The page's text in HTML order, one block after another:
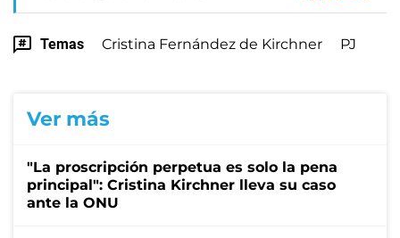
Temas Cristina Fernández de Kirchner PJ
Ver más
"La proscripción perpetua es solo la pena
principal": Cristina Kirchner lleva su caso
ante la ONU